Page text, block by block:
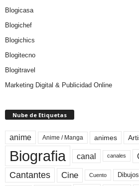
Blogicasa
Blogichef
Blogichics
Blogitecno
Blogitravel
Marketing Digital & Publicidad Online
Nube de Etiquetas
anime Anime / Manga animes
Biografia canal canales
Cantantes Cine Cuento